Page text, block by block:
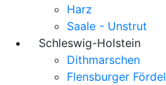
Harz
Saale - Unstrut
Schleswig-Holstein
Dithmarschen
Flensburger